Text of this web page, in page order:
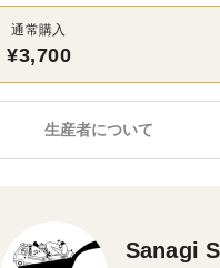
通常購入
¥3,700
生産者について
Sanagi